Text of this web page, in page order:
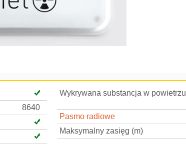
8640
Wykrywana substancja w powietrzu
Pasmo radiowe
Maksymalny zasięg (m)